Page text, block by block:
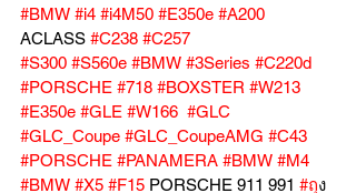
#BMW #i4 #i4M50 #E350e #A200
ACLASS #C238 #C257
#S300 #S560e #BMW #3Series #C220d
#PORSCHE #718 #BOXSTER #W213
#E350e #GLE #W166 #GLC
#GLC_Coupe #GLC_CoupeAMG #C43
#PORSCHE #PANAMERA #BMW #M4
#BMW #X5 #F15 PORSCHE 911 991 #ถุง